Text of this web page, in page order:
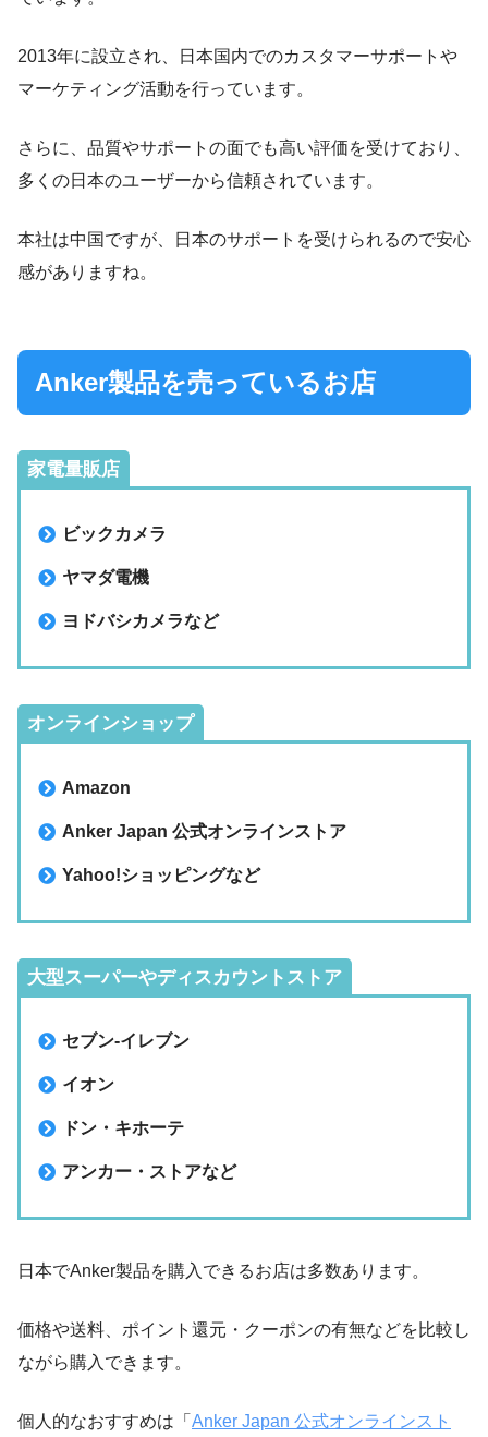
2013年に設立され、日本国内でのカスタマーサポートや
マーケティング活動を行っています。
さらに、品質やサポートの面でも高い評価を受けており、
多くの日本のユーザーから信頼されています。
本社は中国ですが、日本のサポートを受けられるので安心
感がありますね。
Anker製品を売っているお店
家電量販店
ビックカメラ
ヤマダ電機
ヨドバシカメラなど
オンラインショップ
Amazon
Anker Japan 公式オンラインストア
Yahoo!ショッピングなど
大型スーパーやディスカウントストア
セブン‐イレブン
イオン
ドン・キホーテ
アンカー・ストアなど
日本でAnker製品を購入できるお店は多数あります。
価格や送料、ポイント還元・クーポンの有無などを比較し
ながら購入できます。
個人的なおすすめは「 Anker Japan 公式オンラインスト